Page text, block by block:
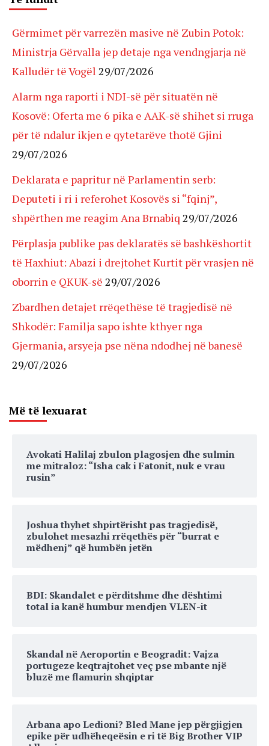
Gërmimet për varrezën masive në Zubin Potok:
Ministrja Gërvalla jep detaje nga vendngjarja në
Kalludër të Vogël 29/07/2026
Alarm nga raporti i NDI-së për situatën në
Kosovë: Oferta me 6 pika e AAK-së shihet si rruga
për të ndalur ikjen e qytetarëve thotë Gjini
29/07/2026
Deklarata e papritur në Parlamentin serb:
Deputeti i ri i referohet Kosovës si “fqinj”,
shpërthen me reagim Ana Brnabiq 29/07/2026
Përplasja publike pas deklaratës së bashkëshortit
të Haxhiut: Abazi i drejtohet Kurtit për vrasjen në
oborrin e QKUK-së 29/07/2026
Zbardhen detajet rrëqethëse të tragjedisë në
Shkodër: Familja sapo ishte kthyer nga
Gjermania, arsyeja pse nëna ndodhej në banesë
29/07/2026
Më të lexuarat
Avokati Halilaj zbulon plagosjen dhe sulmin
me mitraloz: “Isha cak i Fatonit, nuk e vrau
rusin”
Joshua thyhet shpirtërisht pas tragjedisë,
zbulohet mesazhi rrëqethës për “burrat e
mëdhenj” që humbën jetën
BDI: Skandalet e përditshme dhe dështimi
total ia kanë humbur mendjen VLEN-it
Skandal në Aeroportin e Beogradit: Vajza
portugeze keqtrajtohet veç pse mbante një
bluzë me flamurin shqiptar
Arbana apo Ledioni? Bled Mane jep përgjigjen
epike për udhëheqeësin e ri të Big Brother VIP